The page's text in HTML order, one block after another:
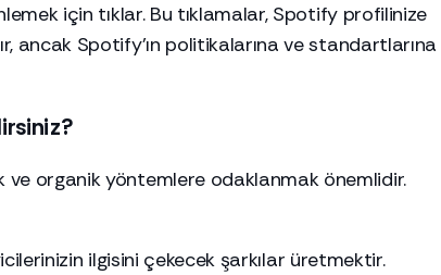
için tıklar. Bu tıklamalar, Spotify profilinize
ancak Spotify'ın politikalarına ve standartlarına
ve organik yöntemlere odaklanmak önemlidir.
ilgisini çekecek şarkılar üretmektir.